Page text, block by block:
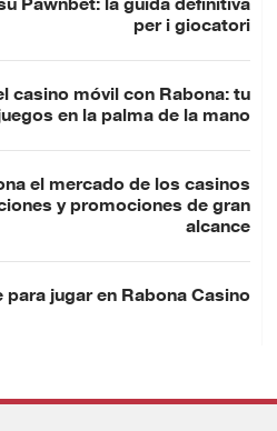
Pawnbet: la guida definitiva
per i giocatori
casino móvil con Rabona: tu
en la palma de la mano
el mercado de los casinos
y promociones de gran
alcance
jugar en Rabona Casino